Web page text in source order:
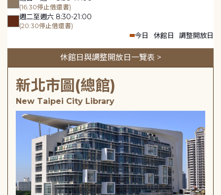
(16:30停止借還書)
週二至週六 8:30-21:00
(20:30停止借還書)
今日 休館日 調整開放日
休館日與調整開放日一覽表 >
新北市圖(總館)
New Taipei City Library